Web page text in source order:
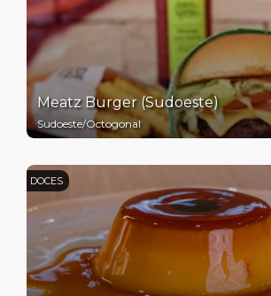
Meatz Burger (Sudoeste)
Sudoeste/Octogonal
DOCES